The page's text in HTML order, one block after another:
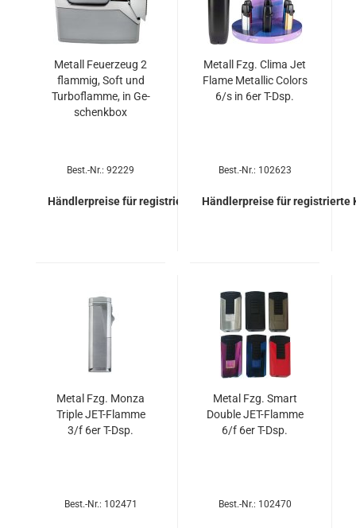
Me­tall Feu­er­zeug 2
flam­mig, Soft und
Tur­bo­flam­me, in Ge­
schenk­box
Best.-Nr.: 92229
Händlerpreise für registrierte Kunden
Me­tall Fzg. Clima Jet
Flame Me­tal­lic Co­lors
6/s in 6er T-Dsp.
Best.-Nr.: 102623
Händlerpreise für registrierte
Metal Fzg. Monza
Trip­le JET-​Flam­me
3/f 6er T-Dsp.
Best.-Nr.: 102471
Metal Fzg. Smart
Dou­ble JET-​Flam­me
6/f 6er T-Dsp.
Best.-Nr.: 102470